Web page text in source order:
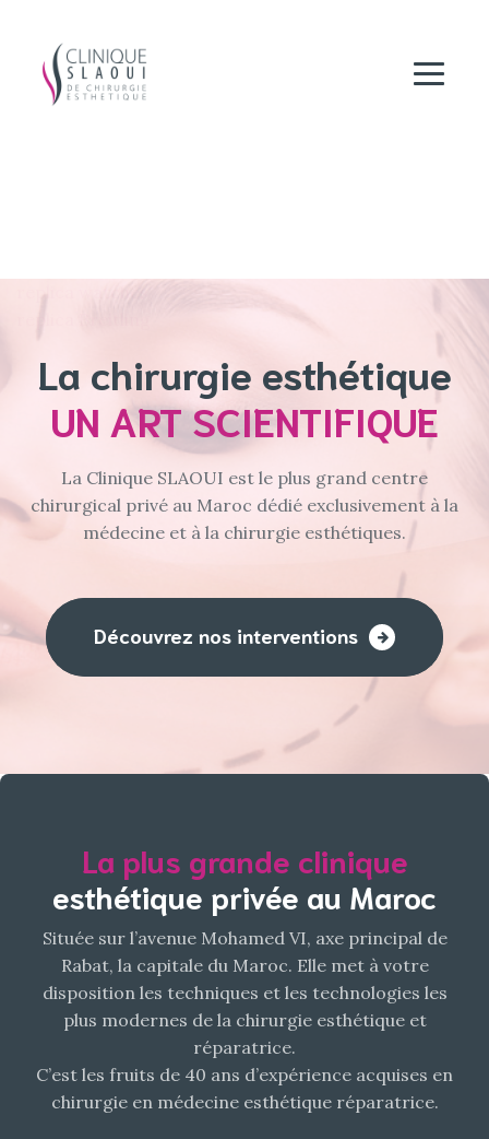
replica watches
La chirurgie esthétique
UN ART SCIENTIFIQUE
La Clinique SLAOUI est le plus grand centre
chirurgical privé au Maroc dédié exclusivement à la
médecine et à la chirurgie esthétiques.
Découvrez nos interventions
40 ansd'expérience
nous mettons à votre service les fruits de nos 40 ans
d'expérience ( depuis 1980) au service de la chirurgie
plastique reparatrice et esthétique.
Découvrez nos interventions
Chirurgie etmédecine
esthétiques
Techniquesreplica Rolexmodernes adaptées et
personnalisées
- PlateauRolex replica technique dereplica Rolex watches
pointe
La plus grande clinique
esthétique privée au Maroc
Située sur l’avenue Mohamed VI, axe principal de
Rabat, la capitale du Maroc. Elle met à votre
disposition les techniques et les technologies les
plus modernes de la chirurgie esthétique et
réparatrice.
C’est les fruits de 40 ans d’expérience acquises en
chirurgie en médecine esthétique réparatrice.